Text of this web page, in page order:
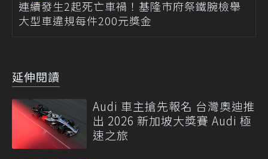
連續發生2起死亡車禍！基隆市府祭鐵腕檢舉
大型車違規每件200元獎金
延伸閱讀
Audi 車主搶先報名 台灣奧迪推
出 2026 新加坡大獎賽 Audi 極
速之旅